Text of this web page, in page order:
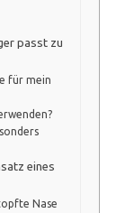
passt zu
für mein
eines
Nase